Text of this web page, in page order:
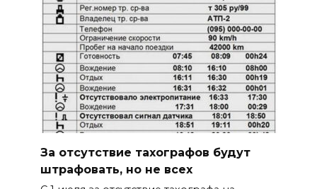
За отсутствие тахографов будут
штрафовать, но не всех